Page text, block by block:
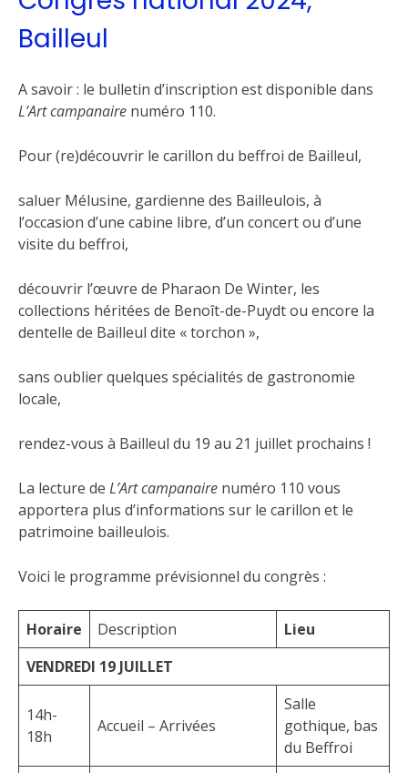
Bailleul
A savoir : le bulletin d’inscription est disponible dans
L’Art campanaire numéro 110.
Pour (re)découvrir le carillon du beffroi de Bailleul,
saluer Mélusine, gardienne des Bailleulois, à
l’occasion d’une cabine libre, d’un concert ou d’une
visite du beffroi,
découvrir l’œuvre de Pharaon De Winter, les
collections héritées de Benoît-de-Puydt ou encore la
dentelle de Bailleul dite « torchon »,
sans oublier quelques spécialités de gastronomie
locale,
rendez-vous à Bailleul du 19 au 21 juillet prochains !
La lecture de L’Art campanaire numéro 110 vous
apportera plus d’informations sur le carillon et le
patrimoine bailleulois.
Voici le programme prévisionnel du congrès :
Horaire Description
Lieu
VENDREDI 19 JUILLET
14h-
18h
Accueil – Arrivées
Salle
gothique, bas
du Beffroi